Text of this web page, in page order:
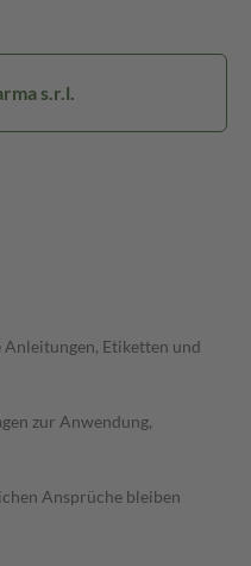
s.r.l.
Etiketten und
zur Anwendung,
Ansprüche bleiben